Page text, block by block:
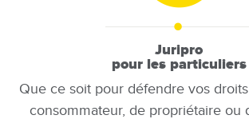
Juripro
pour les particuliers
Que ce soit pour défendre vos
consommateur, de propriétaire ou